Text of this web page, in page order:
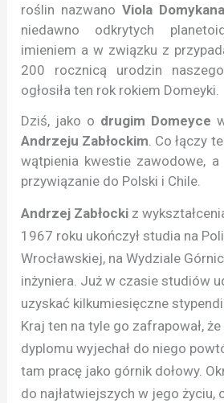
roślin nazwanoViola Domykana
niedawno odkrytych
imieniem a w związku z
200 rocznicą urodzin naszego
ogłosiła ten rok rokiem Domeyki.
Dziś, jako o drugim Domeyce
Andrzeju Zabłockim. Co łączy
wątpienia kwestie zawodowe,
przywiązanie do Polski i Chile.
Andrzej Zabłocki z
1967 roku ukończył studia na
Wrocławskiej, na Wydziale
inżyniera. Już w czasie studiów
uzyskać kilkumiesięczne
Kraj ten na tyle go zafrapował,
dyplomu wyjechał do niego
tam pracę jako górnik dołowy.
do najłatwiejszych w jego życiu,